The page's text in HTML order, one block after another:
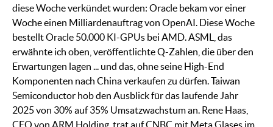
diese Woche verkündet wurden: Oracle bekam vor einer
Woche einen Milliardenauftrag von OpenAI. Diese Woche
bestellt Oracle 50.000 KI-GPUs bei AMD. ASML, das
erwähnte ich oben, veröffentlichte Q-Zahlen, die über den
Erwartungen lagen ... und das, ohne seine High-End
Komponenten nach China verkaufen zu dürfen. Taiwan
Semiconductor hob den Ausblick für das laufende Jahr
2025 von 30% auf 35% Umsatzwachstum an. Rene Haas,
CEO von ARM Holding, trat auf CNBC mit Meta Glases im